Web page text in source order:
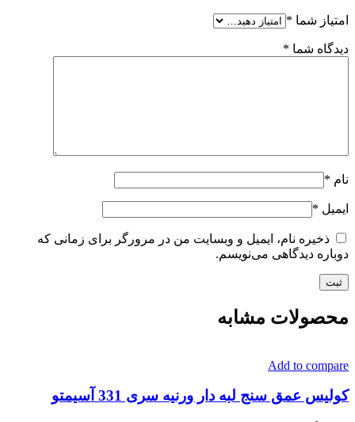
امتیاز شما *
دیدگاه شما *
نام *
ایمیل *
ذخیره نام، ایمیل و وبسایت من در مرورگر برای زمانی که
دوباره دیدگاهی می‌نویسم.
محصولات مشابه
Add to compare
کولیس عمق سنج لبه دار ورنیه سری 331 آسیمتو